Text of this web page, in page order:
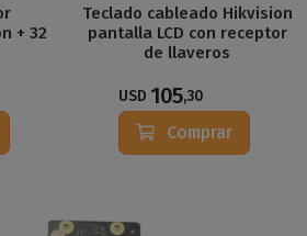
+ 32
Teclado cableado Hikvision
pantalla LCD con receptor
de llaveros
USD 105,30
Comprar